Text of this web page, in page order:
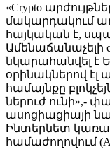
«Crypto
մակարդակում
հայկական է,
Ամենաճանաչելի
նկարահանվել է
օրինակներով էլ
համայնքը
ներուժ ունի»,-
ասոցիացիայի
Ինտերնետ
համաժողովում